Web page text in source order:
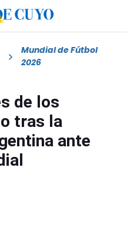
Mundial de Fútbol
2026
de los
tras la
ante